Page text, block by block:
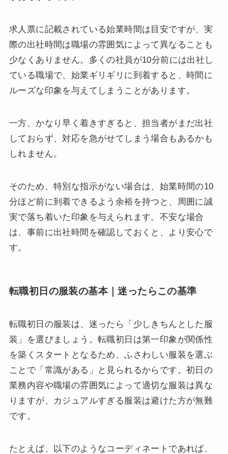
求人票に記載されている始業時間は目安ですが、実
際の出社時間は職場の雰囲気によって異なることも
少なくありません。多くの社員が10分前には出社し
ている職場で、始業ギリギリに到着すると、時間に
ルーズな印象を与えてしまうことがあります。
一方、かなり早く着きすぎると、担当者がまだ出社
しておらず、対応を急がせてしまう場合もあるかも
しれません。
そのため、特別な指示がない場合は、始業時間の10
分ほど前に到着できるよう余裕を持つと、周囲に誠
実で落ち着いた印象を与えられます。不安な場合
は、事前に出社時間を確認しておくと、より安心で
す。
転職初日の服装の基本｜迷ったらこの基準
転職初日の服装は、迷ったら「少しきちんとした服
装」を選びましょう。転職初日は第一印象が関係性
を築くスタートとなるため、ふさわしい服装を選ぶ
ことで「常識がある」と見られるからです。初日の
業務内容や職場の雰囲気によって適切な服装は異な
りますが、カジュアルすぎる服装は避けた方が無難
です。
たとえば、以下のようなコーディネートであれば、